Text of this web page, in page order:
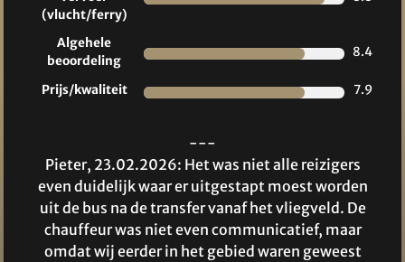
(vlucht/ferry)
Algehele
beoordeling
8.4
Prijs/kwaliteit 7.9
---
Pieter, 23.02.2026: Het was niet alle reizigers
even duidelijk waar er uitgestapt moest worden
uit de bus na de transfer vanaf het vliegveld. De
chauffeur was niet even communicatief, maar
omdat wij eerder in het gebied waren geweest